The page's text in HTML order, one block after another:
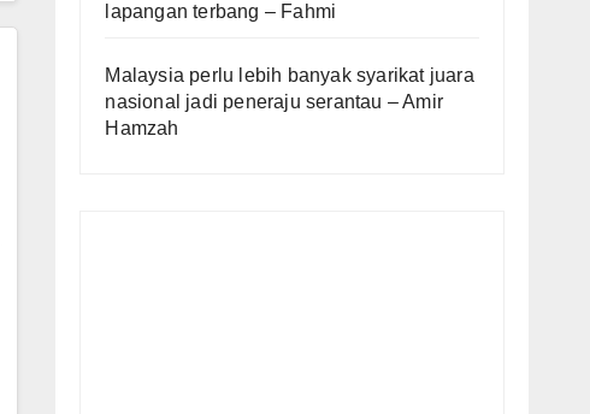
lapangan terbang – Fahmi
Malaysia perlu lebih banyak syarikat juara
nasional jadi peneraju serantau – Amir
Hamzah